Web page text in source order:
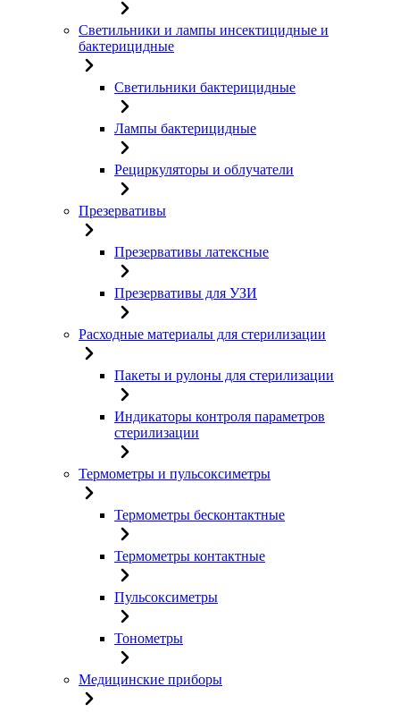
Светильники и лампы инсектицидные и
бактерицидные
Светильники бактерицидные
Лампы бактерицидные
Рециркуляторы и облучатели
Презервативы
Презервативы латексные
Презервативы для УЗИ
Расходные материалы для стерилизации
Пакеты и рулоны для стерилизации
Индикаторы контроля параметров
стерилизации
Термометры и пульсоксиметры
Термометры бесконтактные
Термометры контактные
Пульсоксиметры
Тонометры
Медицинские приборы